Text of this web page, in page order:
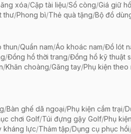
xóa/Cặp tài liệu/Sổ còng/Giá giữ
thư/Phong bì/Thẻ quà tặng/Bộ đồ
thun/Quần nam/Áo khoác nam/Đồ lót
/Đồng hồ thời trang/Đồng hồ kỹ thuật
/Khăn choàng/Găng tay/Phụ kiện theo
/Bàn ghế dã ngoại/Phụ kiện cắm trại/
chơi Golf/Túi đựng gậy Golf/Phụ
kháng lực/Thảm tập/Dụng cụ phục hồi